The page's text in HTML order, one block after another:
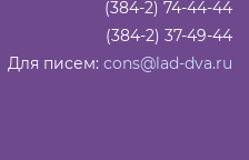
(384-2) 74-44-44
(384-2) 37-49-44
Для писем: cons@lad-dva.ru